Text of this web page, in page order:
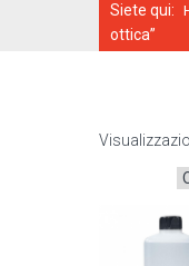
Siete qui:
ottica”